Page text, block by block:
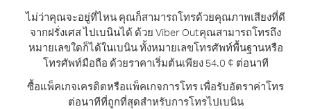
ไม่ว่าคุณจะอยู่ที่ไหน คุณก็สามารถโทรด้วยคุณภาพเสียงที่ดี
จากฝรั่งเศส ไปเบนินได้ ด้วย Viber Outคุณสามารถโทรถึง
หมายเลขใดก็ได้ในเบนิน ทั้งหมายเลขโทรศัพท์พื้นฐานหรือ
โทรศัพท์มือถือ ด้วยราคาเริ่มต้นเพียง 54.0 ¢ ต่อนาที
ซื้อแพ็คเกจเครดิตหรือแพ็คเกจการโทร เพื่อรับอัตราค่าโทร
ต่อนาทีที่ถูกที่สุดสำหรับการโทรไปเบนิน